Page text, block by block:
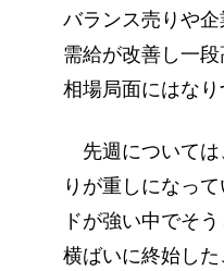
バランス売りや
需給が改善し一
相場局面にはなり
先週については
りが重しになっ
ドが強い中でそ
横ばいに終始し